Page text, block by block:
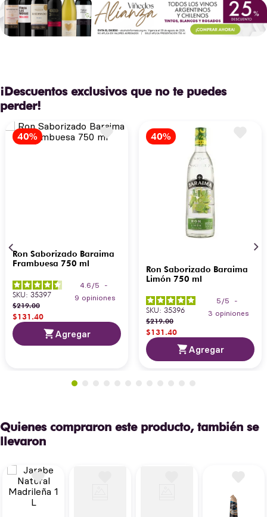
¡Descuentos exclusivos que no te puedes
perder!
Ron Saborizado Baraima
Frambuesa 750 ml
4.6 /5
-
9 opiniones
SKU: 35397
$219.00
$131.40
Agregar
Ron Saborizado Baraima
Limón 750 ml
5 /5
-
3 opiniones
SKU: 35396
$219.00
$131.40
Agregar
Quienes compraron este producto, también se
llevaron